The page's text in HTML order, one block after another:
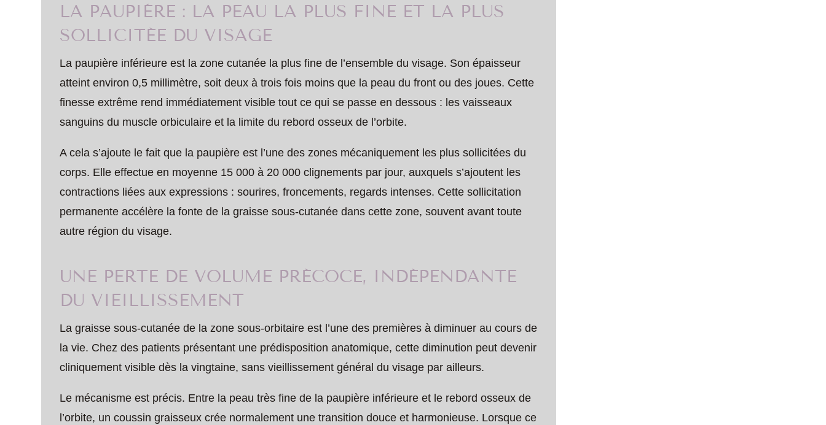
LA PAUPIÈRE : LA PEAU LA PLUS FINE ET LA PLUS
SOLLICITÉE DU VISAGE
La paupière inférieure est la zone cutanée la plus fine de l’ensemble du visage. Son épaisseur
atteint environ 0,5 millimètre, soit deux à trois fois moins que la peau du front ou des joues. Cette
finesse extrême rend immédiatement visible tout ce qui se passe en dessous : les vaisseaux
sanguins du muscle orbiculaire et la limite du rebord osseux de l’orbite.
A cela s’ajoute le fait que la paupière est l’une des zones mécaniquement les plus sollicitées du
corps. Elle effectue en moyenne 15 000 à 20 000 clignements par jour, auxquels s’ajoutent les
contractions liées aux expressions : sourires, froncements, regards intenses. Cette sollicitation
permanente accélère la fonte de la graisse sous-cutanée dans cette zone, souvent avant toute
autre région du visage.
UNE PERTE DE VOLUME PRÉCOCE, INDÉPENDANTE
DU VIEILLISSEMENT
La graisse sous-cutanée de la zone sous-orbitaire est l’une des premières à diminuer au cours de
la vie. Chez des patients présentant une prédisposition anatomique, cette diminution peut devenir
cliniquement visible dès la vingtaine, sans vieillissement général du visage par ailleurs.
Le mécanisme est précis. Entre la peau très fine de la paupière inférieure et le rebord osseux de
l’orbite, un coussin graisseux crée normalement une transition douce et harmonieuse. Lorsque ce